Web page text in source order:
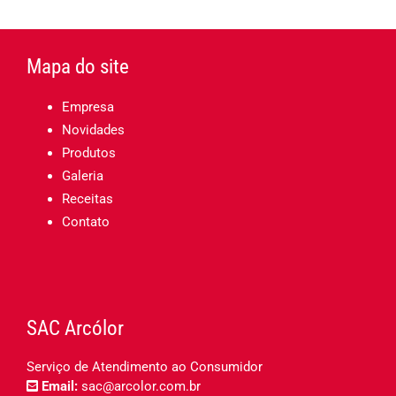
Mapa do site
Empresa
Novidades
Produtos
Galeria
Receitas
Contato
SAC Arcólor
Serviço de Atendimento ao Consumidor
Email: sac@arcolor.com.br